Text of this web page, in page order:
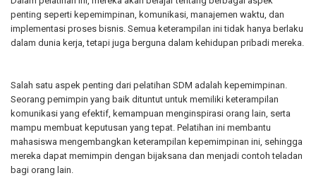
penting seperti kepemimpinan, komunikasi, manajemen waktu, dan
implementasi proses bisnis. Semua keterampilan ini tidak hanya berlaku
dalam dunia kerja, tetapi juga berguna dalam kehidupan pribadi mereka.
Salah satu aspek penting dari pelatihan SDM adalah kepemimpinan.
Seorang pemimpin yang baik dituntut untuk memiliki keterampilan
komunikasi yang efektif, kemampuan menginspirasi orang lain, serta
mampu membuat keputusan yang tepat. Pelatihan ini membantu
mahasiswa mengembangkan keterampilan kepemimpinan ini, sehingga
mereka dapat memimpin dengan bijaksana dan menjadi contoh teladan
bagi orang lain.